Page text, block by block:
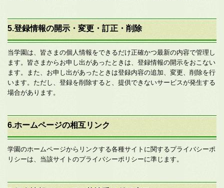
5.登録情報の開示・変更・訂正・削除
当学園は、皆さまの個人情報をできるだけ正確かつ最新の内容で管理し
ます。皆さまからお申し出があったときは、登録情報の開示をおこない
ます。また、お申し出があったときは登録内容の追加、変更、削除を行
います。ただし、登録を削除すると、提供できないサービスが発生する
場合があります。
6.ホームページの相互リンク
学園のホームページからリンクする各種サイトに関するプライバシーポ
リシーは、当該サイトのプライバシーポリシーに準じます。